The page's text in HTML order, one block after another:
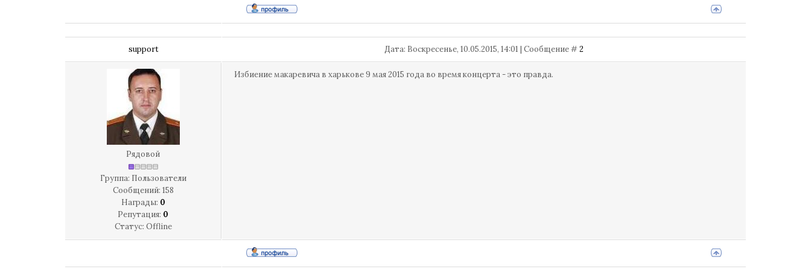
support Дата: Воскресенье, 10.05.2015, 14:01 | Сообщение #2
Рядовой
Группа: Пользователи
Сообщений: 158
Награды: 0
Репутация: 0
Статус: Offline
Избиение макаревича в харькове 9 мая 2015 года во время концерта - это правда.